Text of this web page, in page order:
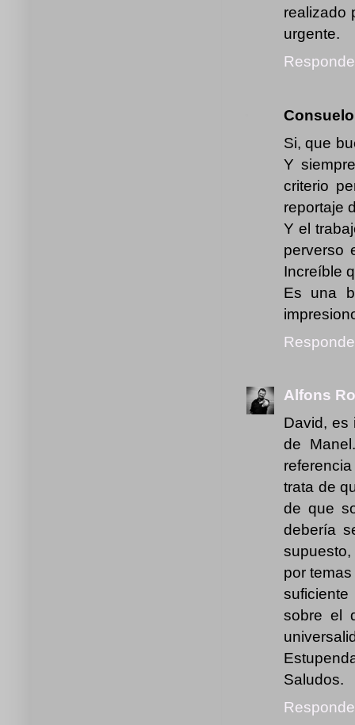
realizado
urgente.
Si, que
Y
criterio
reportaje
Y el
perverso
Increíble
Es una
Alfons
David, es
de
trata de
de que
debería
por
sobre el
Saludos.